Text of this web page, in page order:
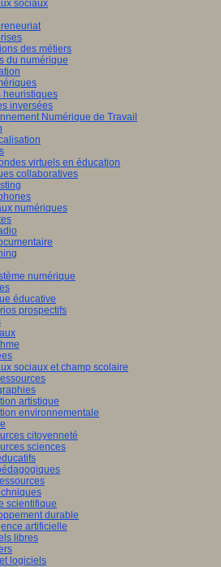
sociaux
des métiers
du numérique
heuristiques
inversées
Numérique de Travail
virtuels en éducation
collaboratives
numériques
numérique
éducative
prospectifs
sociaux et champ scolaire
artistique
environnementale
citoyenneté
sciences
scientifique
durable
artificielle
libres
logiciels